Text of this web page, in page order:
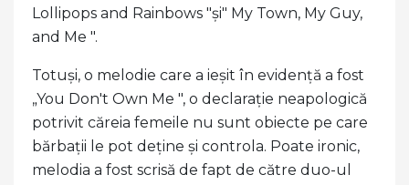
Lollipops and Rainbows "și" My Town, My Guy,
and Me ".
Totuși, o melodie care a ieșit în evidență a fost
„You Don't Own Me ", o declarație neapologică
potrivit căreia femeile nu sunt obiecte pe care
bărbații le pot deține și controla. Poate ironic,
melodia a fost scrisă de fapt de către duo-ul